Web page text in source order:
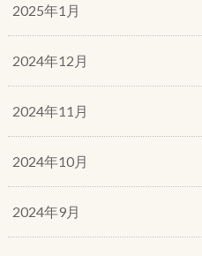
2025年1月
2024年12月
2024年11月
2024年10月
2024年9月